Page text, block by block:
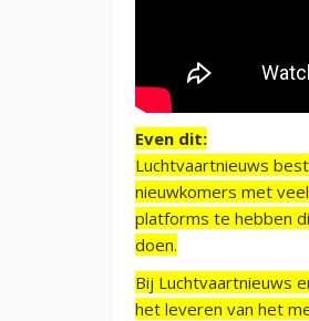
Even dit:
Luchtvaartnieuws
nieuwkomers met
platforms te hebben
doen.
Bij Luchtvaartnieuws
het leveren van het